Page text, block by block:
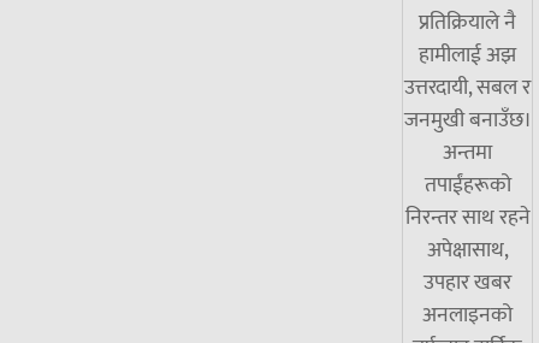
प्रतिक्रियाले नै
हामीलाई अझ
उत्तरदायी, सबल र
जनमुखी बनाउँछ।
अन्तमा
तपाईंहरूको
निरन्तर साथ रहने
अपेक्षासाथ,
उपहार खबर
अनलाइनको